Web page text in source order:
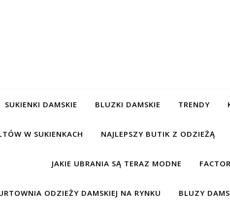
SUKIENKI DAMSKIE BLUZKI DAMSKIE TRENDY
W SUKIENKACH NAJLEPSZY BUTIK Z ODZIEŻĄ
JAKIE UBRANIA SĄ TERAZ MODNE
ODZIEŻY DAMSKIEJ NA RYNKU BLUZY